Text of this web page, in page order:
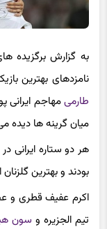
به گزارش برگزیده
نامزدهای بهترین
طارمیمهاجم ایرانی
میان گرینه ها دیده
هر دو ستاره ایرانی
بودند و بهترین
اکرم عفیف قطری و
تیم الجزیره و سون